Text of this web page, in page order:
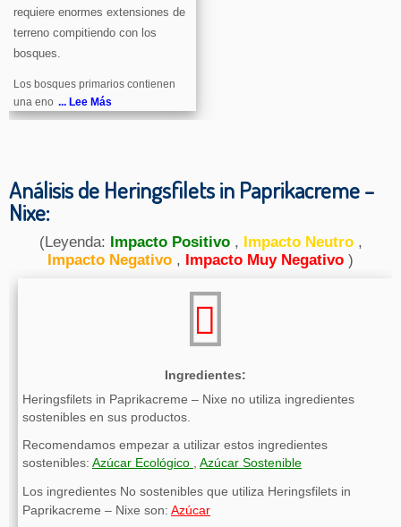
requiere enormes extensiones de
terreno compitiendo con los
bosques.
Los bosques primarios contienen
una eno ... Lee Más
Análisis de Heringsfilets in Paprikacreme –
Nixe:
(Leyenda: Impacto Positivo , Impacto Neutro ,
Impacto Negativo , Impacto Muy Negativo )
Ingredientes:
Heringsfilets in Paprikacreme – Nixe no utiliza ingredientes
sostenibles en sus productos.
Recomendamos empezar a utilizar estos ingredientes
sostenibles: Azúcar Ecológico , Azúcar Sostenible
Los ingredientes No sostenibles que utiliza Heringsfilets in
Paprikacreme – Nixe son: Azúcar